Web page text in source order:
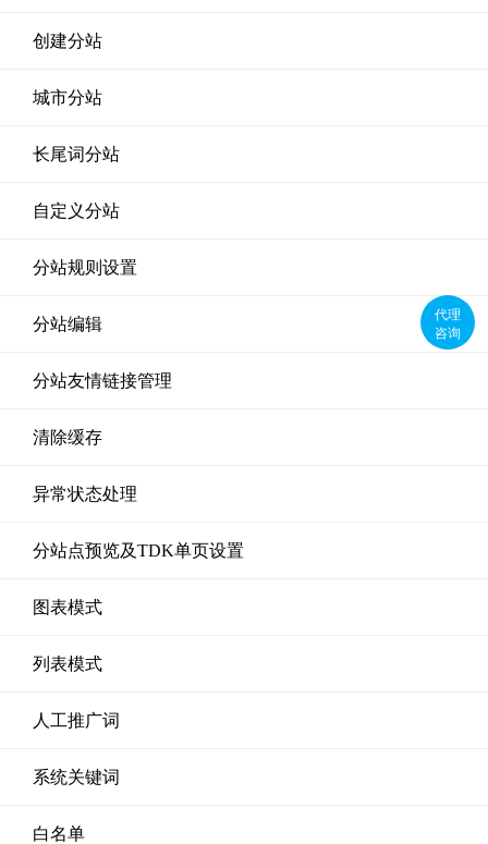
创建分站
城市分站
长尾词分站
自定义分站
分站规则设置
分站编辑
分站友情链接管理
清除缓存
异常状态处理
分站点预览及TDK单页设置
图表模式
列表模式
人工推广词
系统关键词
白名单
代理
咨询